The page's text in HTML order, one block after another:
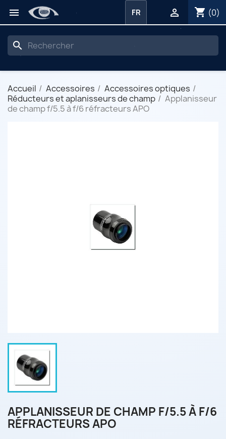
 shopping_cart (0)

FR
search
Accueil Accessoires
Accessoires optiques
Réducteurs et aplanisseurs de champ
Applanisseur
de champ f/5.5 à f/6 réfracteurs APO
APPLANISSEUR DE CHAMP F/5.5 À F/6
RÉFRACTEURS APO